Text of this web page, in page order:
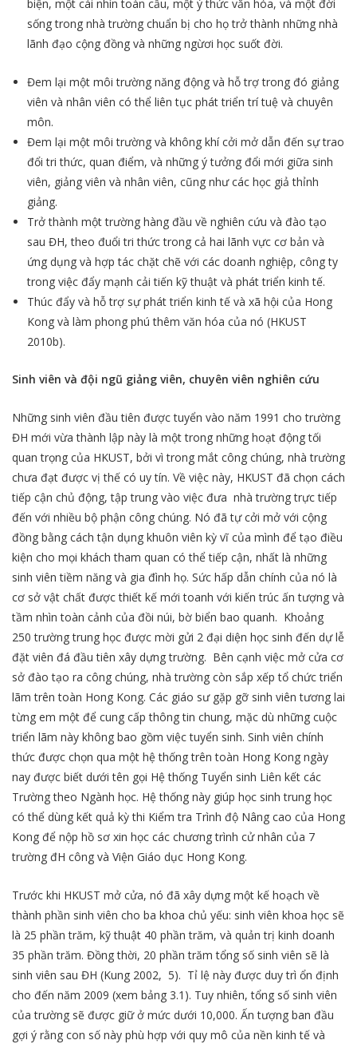
biện, một cái nhìn toàn cầu, một ý thức văn hóa, và một đời
sống trong nhà trường chuẩn bị cho họ trở thành những nhà
lãnh đạo cộng đồng và những ngừơi học suốt đời.
Đem lại một môi trường năng động và hỗ trợ trong đó giảng
viên và nhân viên có thể liên tục phát triển trí tuệ và chuyên
môn.
Đem lại một môi trường và không khí cởi mở dẫn đến sự trao
đổi tri thức, quan điểm, và những ý tưởng đổi mới giữa sinh
viên, giảng viên và nhân viên, cũng như các học giả thỉnh
giảng.
Trở thành một trường hàng đầu về nghiên cứu và đào tạo
sau ĐH, theo đuổi tri thức trong cả hai lãnh vực cơ bản và
ứng dụng và hợp tác chặt chẽ với các doanh nghiệp, công ty
trong việc đẩy mạnh cải tiến kỹ thuật và phát triển kinh tế.
Thúc đẩy và hỗ trợ sự phát triển kinh tế và xã hội của Hong
Kong và làm phong phú thêm văn hóa của nó (HKUST
2010b).
Sinh viên và đội ngũ giảng viên, chuyên viên nghiên cứu
Những sinh viên đầu tiên được tuyển vào năm 1991 cho trường
ĐH mới vừa thành lập này là một trong những hoạt động tối
quan trọng của HKUST, bởi vì trong mắt công chúng, nhà trường
chưa đạt được vị thế có uy tín. Về việc này, HKUST đã chọn cách
tiếp cận chủ động, tập trung vào việc đưa nhà trường trực tiếp
đến với nhiều bộ phận công chúng. Nó đã tự cởi mở với cộng
đồng bằng cách tận dụng khuôn viên kỳ vĩ của mình để tạo điều
kiện cho mọi khách tham quan có thể tiếp cận, nhất là những
sinh viên tiềm năng và gia đình họ. Sức hấp dẫn chính của nó là
cơ sở vật chất được thiết kế mới toanh với kiến trúc ấn tượng và
tầm nhìn toàn cảnh của đồi núi, bờ biển bao quanh. Khoảng
250 trường trung học được mời gửi 2 đại diện học sinh đến dự lễ
đặt viên đá đầu tiên xây dựng trường. Bên cạnh việc mở cửa cơ
sở đào tạo ra công chúng, nhà trường còn sắp xếp tổ chức triển
lãm trên toàn Hong Kong. Các giáo sư gặp gỡ sinh viên tương lai
từng em một để cung cấp thông tin chung, mặc dù những cuộc
triển lãm này không bao gồm việc tuyển sinh. Sinh viên chính
thức được chọn qua một hệ thống trên toàn Hong Kong ngày
nay được biết dưới tên gọi Hệ thống Tuyển sinh Liên kết các
Trường theo Ngành học. Hệ thống này giúp học sinh trung học
có thể dùng kết quả kỳ thi Kiểm tra Trình độ Nâng cao của Hong
Kong để nộp hồ sơ xin học các chương trình cử nhân của 7
trường đH công và Viện Giáo dục Hong Kong.
Trước khi HKUST mở cửa, nó đã xây dựng một kế hoạch về
thành phần sinh viên cho ba khoa chủ yếu: sinh viên khoa học sẽ
là 25 phần trăm, kỹ thuật 40 phần trăm, và quản trị kinh doanh
35 phần trăm. Đồng thời, 20 phần trăm tổng số sinh viên sẽ là
sinh viên sau ĐH (Kung 2002, 5). Tỉ lệ này được duy trì ổn định
cho đến năm 2009 (xem bảng 3.1). Tuy nhiên, tổng số sinh viên
của trường sẽ được giữ ở mức dưới 10,000. Ấn tượng ban đầu
gợi ý rằng con số này phù hợp với quy mô của nền kinh tế và